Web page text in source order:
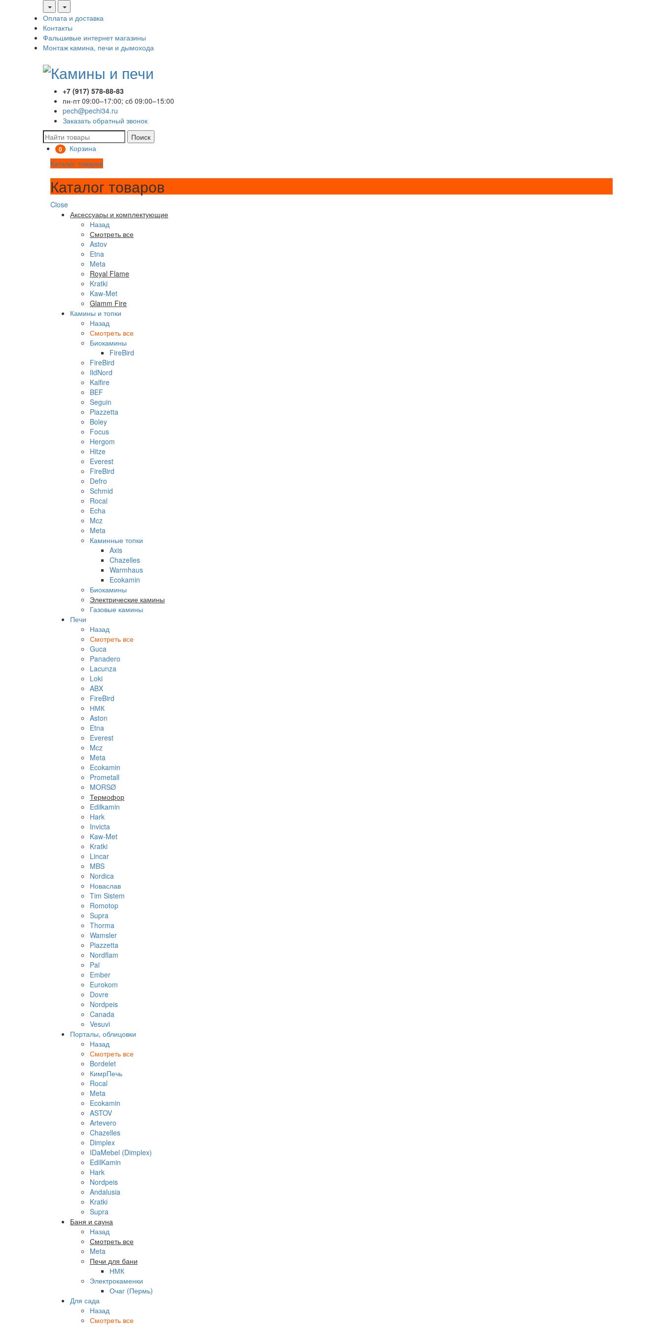
Оплата и доставка
Контакты
Фальшивые интернет магазины
Монтаж камина, печи и дымохода
+7 (917) 578-88-83
пн-пт 09:00–17:00; сб 09:00–15:00
pech@pechi34.ru
Заказать обратный звонок
Поиск
0
Корзина
Каталог товаров
Каталог товаров
Close
Аксессуары и комплектующие
Назад
Смотреть все
Astov
Etna
Meta
Royal Flame
Kratki
Kaw-Met
Glamm Fire
Камины и топки
Назад
Смотреть все
Биокамины
FireBird
FireBird
IldNord
Kalfire
BEF
Seguin
Piazzetta
Boley
Focus
Hergom
Hitze
Everest
FireBird
Defro
Schmid
Rocal
Echa
Mcz
Meta
Каминные топки
Axis
Chazelles
Warmhaus
Ecokamin
Биокамины
Электрические камины
Газовые камины
Печи
Назад
Смотреть все
Guca
Panadero
Lacunza
Loki
ABX
FireBird
НМК
Aston
Etna
Everest
Mcz
Meta
Ecokamin
Prometall
MORSØ
Термофор
Edilkamin
Hark
Invicta
Kaw-Met
Kratki
Lincar
MBS
Nordica
Новаслав
Tim Sistem
Romotop
Supra
Thorma
Wamsler
Piazzetta
Nordflam
Pal
Ember
Eurokom
Dovre
Nordpeis
Canada
Vesuvi
Порталы, облицовки
Назад
Смотреть все
Bordelet
КимрПечь
Rocal
Meta
Ecokamin
ASTOV
Artevero
Chazelles
Dimplex
IDaMebel (Dimplex)
EdilKamin
Hark
Nordpeis
Andalusia
Kratki
Supra
Баня и сауна
Назад
Смотреть все
Meta
Печи для бани
НМК
Электрокаменки
Очаг (Пермь)
Для сада
Назад
Смотреть все